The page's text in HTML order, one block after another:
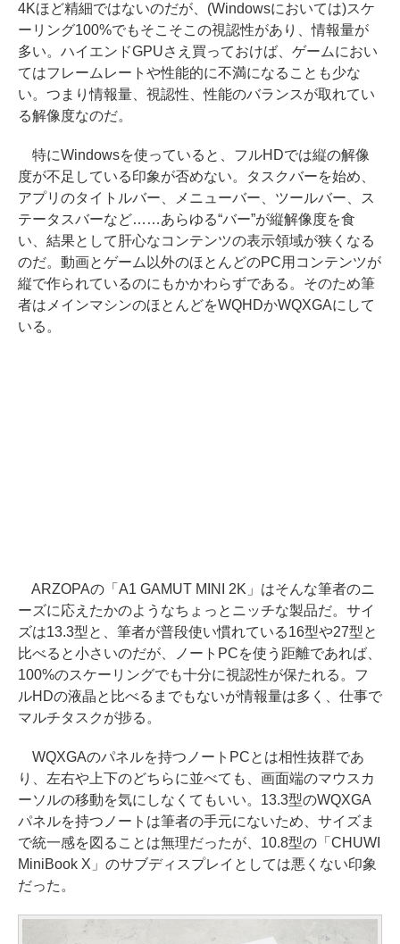
4Kほど精細ではないのだが、(Windowsにおいては)スケ
ーリング100%でもそこそこの視認性があり、情報量が
多い。ハイエンドGPUさえ買っておけば、ゲームにおい
てはフレームレートや性能的に不満になることも少な
い。つまり情報量、視認性、性能のバランスが取れてい
る解像度なのだ。
特にWindowsを使っていると、フルHDでは縦の解像
度が不足している印象が否めない。タスクバーを始め、
アプリのタイトルバー、メニューバー、ツールバー、ス
テータスバーなど……あらゆる“バー”が縦解像度を食
い、結果として肝心なコンテンツの表示領域が狭くなる
のだ。動画とゲーム以外のほとんどのPC用コンテンツが
縦で作られているのにもかかわらずである。そのため筆
者はメインマシンのほとんどをWQHDかWQXGAにして
いる。
ARZOPAの「A1 GAMUT MINI 2K」はそんな筆者のニ
ーズに応えたかのようなちょっとニッチな製品だ。サイ
ズは13.3型と、筆者が普段使い慣れている16型や27型と
比べると小さいのだが、ノートPCを使う距離であれば、
100%のスケーリングでも十分に視認性が保たれる。フ
ルHDの液晶と比べるまでもないが情報量は多く、仕事で
マルチタスクが捗る。
WQXGAのパネルを持つノートPCとは相性抜群であ
り、左右や上下のどちらに並べても、画面端のマウスカ
ーソルの移動を気にしなくてもいい。13.3型のWQXGA
パネルを持つノートは筆者の手元にないため、サイズま
で統一感を図ることは無理だったが、10.8型の「CHUWI
MiniBook X」のサブディスプレイとしては悪くない印象
だった。